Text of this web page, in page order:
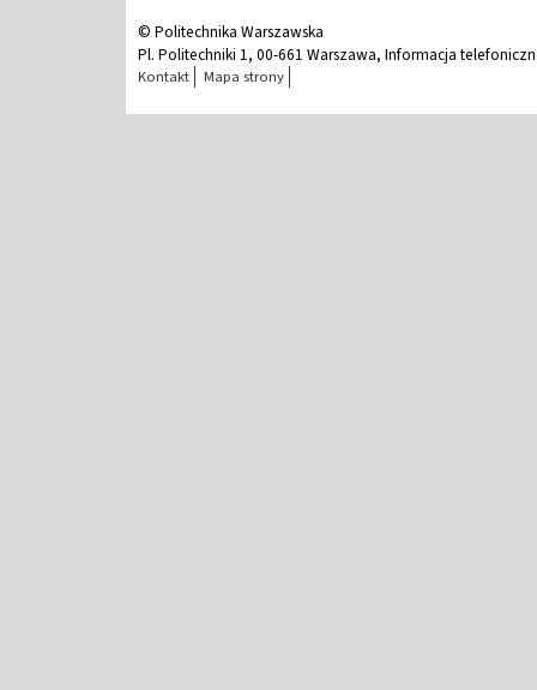
© Politechnika Warszawska
Pl. Politechniki 1, 00-661 Warszawa, Informacja
Kontakt Mapa strony